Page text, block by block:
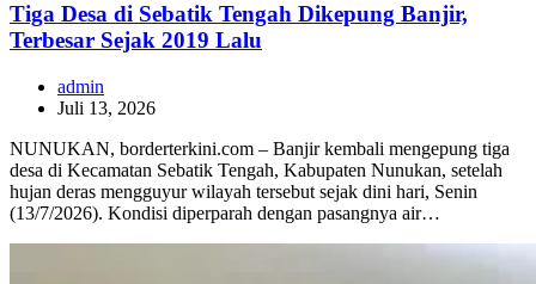
Tiga Desa di Sebatik Tengah Dikepung Banjir,
Terbesar Sejak 2019 Lalu
admin
Juli 13, 2026
NUNUKAN, borderterkini.com – Banjir kembali mengepung tiga
desa di Kecamatan Sebatik Tengah, Kabupaten Nunukan, setelah
hujan deras mengguyur wilayah tersebut sejak dini hari, Senin
(13/7/2026). Kondisi diperparah dengan pasangnya air…